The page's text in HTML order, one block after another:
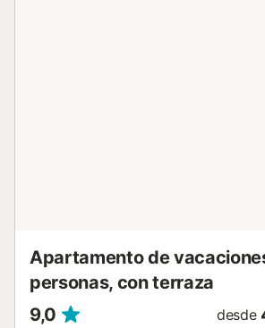
Apartamento de
personas, con terraza
9,0
desde